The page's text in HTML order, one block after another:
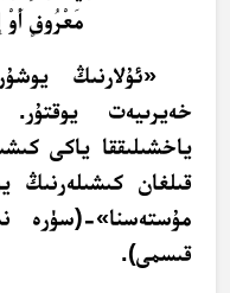
مَعْرُوفٍ أَوْ
«ئۇلارنىڭ
خەيرىيەت
ياخشىلىققا ياكى
قىلغان كىشىلەرنىڭ
قىسمى).